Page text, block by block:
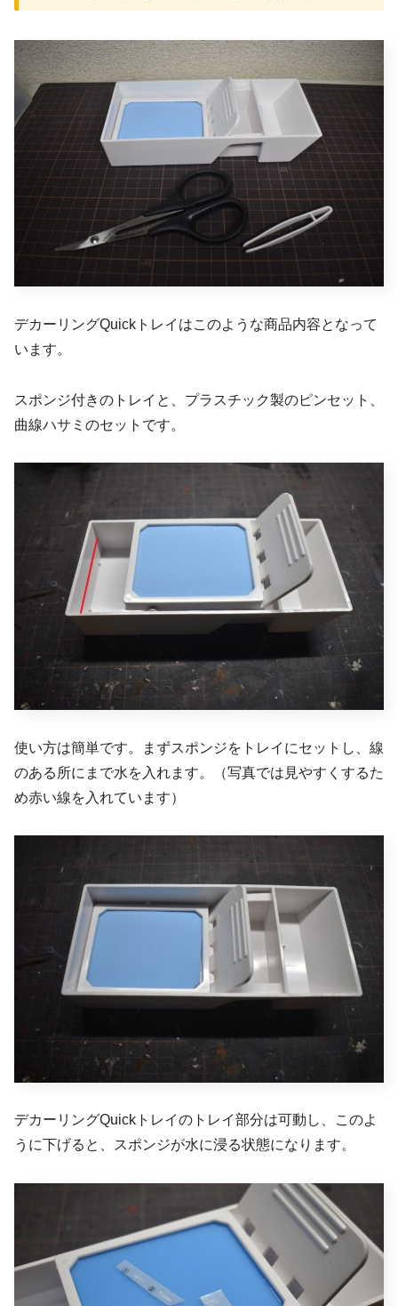
デカーリングQuickトレイはこのような商品内容となって
います。
スポンジ付きのトレイと、プラスチック製のピンセット、
曲線ハサミのセットです。
使い方は簡単です。まずスポンジをトレイにセットし、線
のある所にまで水を入れます。（写真では見やすくするた
め赤い線を入れています）
デカーリングQuickトレイのトレイ部分は可動し、このよ
うに下げると、スポンジが水に浸る状態になります。